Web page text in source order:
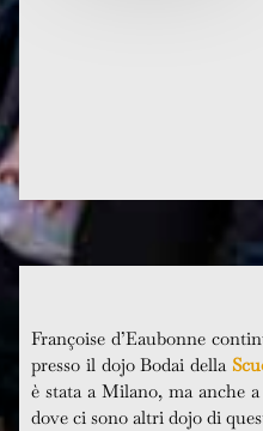
Françoise d’Eaubonne
presso il dojo Bodai della
è stata a Milano, ma anche
dove ci sono altri dojo di